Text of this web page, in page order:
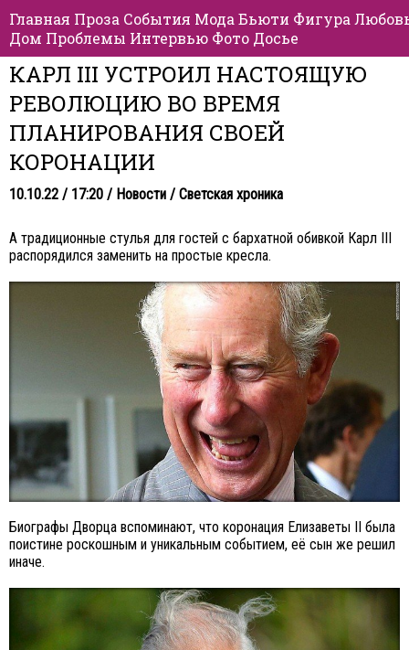
Главная Проза События Мода Бьюти Фигура
Дом Проблемы Интервью Фото Досье
КАРЛ III УСТРОИЛ НАСТОЯЩУЮ
РЕВОЛЮЦИЮ ВО ВРЕМЯ
ПЛАНИРОВАНИЯ СВОЕЙ
КОРОНАЦИИ
10.10.22 / 17:20 / Новости / Светская хроника
А традиционные стулья для гостей с бархатной обивкой Карл III
распорядился заменить на простые кресла.
Биографы Дворца вспоминают, что коронация Елизаветы II была
поистине роскошным и уникальным событием, её сын же решил
иначе.